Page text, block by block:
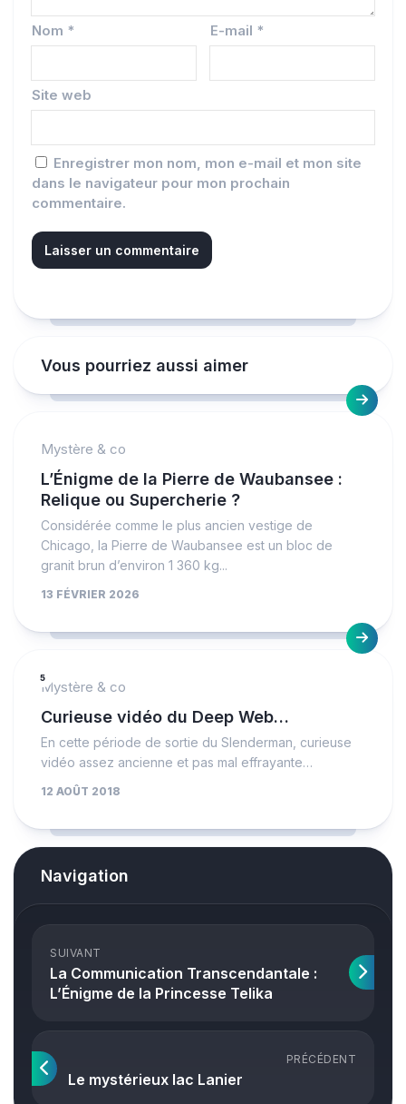
Nom * E-mail *
Site web
Enregistrer mon nom, mon e-mail et mon site
dans le navigateur pour mon prochain
commentaire.
Vous pourriez aussi aimer
Mystère & co
L’Énigme de la Pierre de Waubansee :
Relique ou Supercherie ?
Considérée comme le plus ancien vestige de
Chicago, la Pierre de Waubansee est un bloc de
granit brun d’environ 1 360 kg...
13 FÉVRIER 2026
5
Mystère & co
Curieuse vidéo du Deep Web…
En cette période de sortie du Slenderman, curieuse
vidéo assez ancienne et pas mal effrayante…
12 AOÛT 2018
Navigation
SUIVANT
La Communication Transcendantale :
L’Énigme de la Princesse Telika
PRÉCÉDENT
Le mystérieux lac Lanier